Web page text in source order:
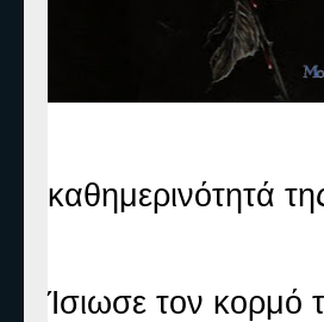
καθημερινότητά
Ίσιωσε τον κορμό